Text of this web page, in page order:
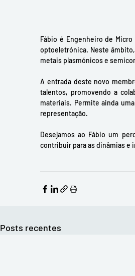
Fábio é Engenheiro de
optoeletrónica. Neste
metais plasmónicos e
A entrada deste novo
talentos, promovendo a
materiais. Permite ainda
representação.
Desejamos ao Fábio um
contribuir para as dinâmias e
Posts recentes